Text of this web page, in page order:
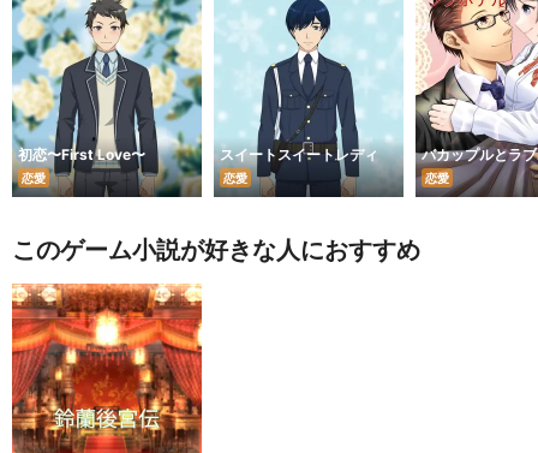
初恋〜First Love〜
恋愛
スイートスイートレディ
恋愛
バカップルとラ
恋愛
このゲーム小説が好きな人におすすめ